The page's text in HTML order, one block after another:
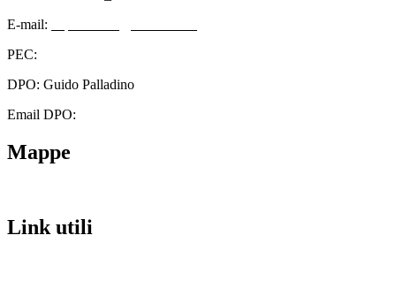
E-mail:
PEC:
DPO: Guido Palladino
Email DPO:
Mappe
Link utili